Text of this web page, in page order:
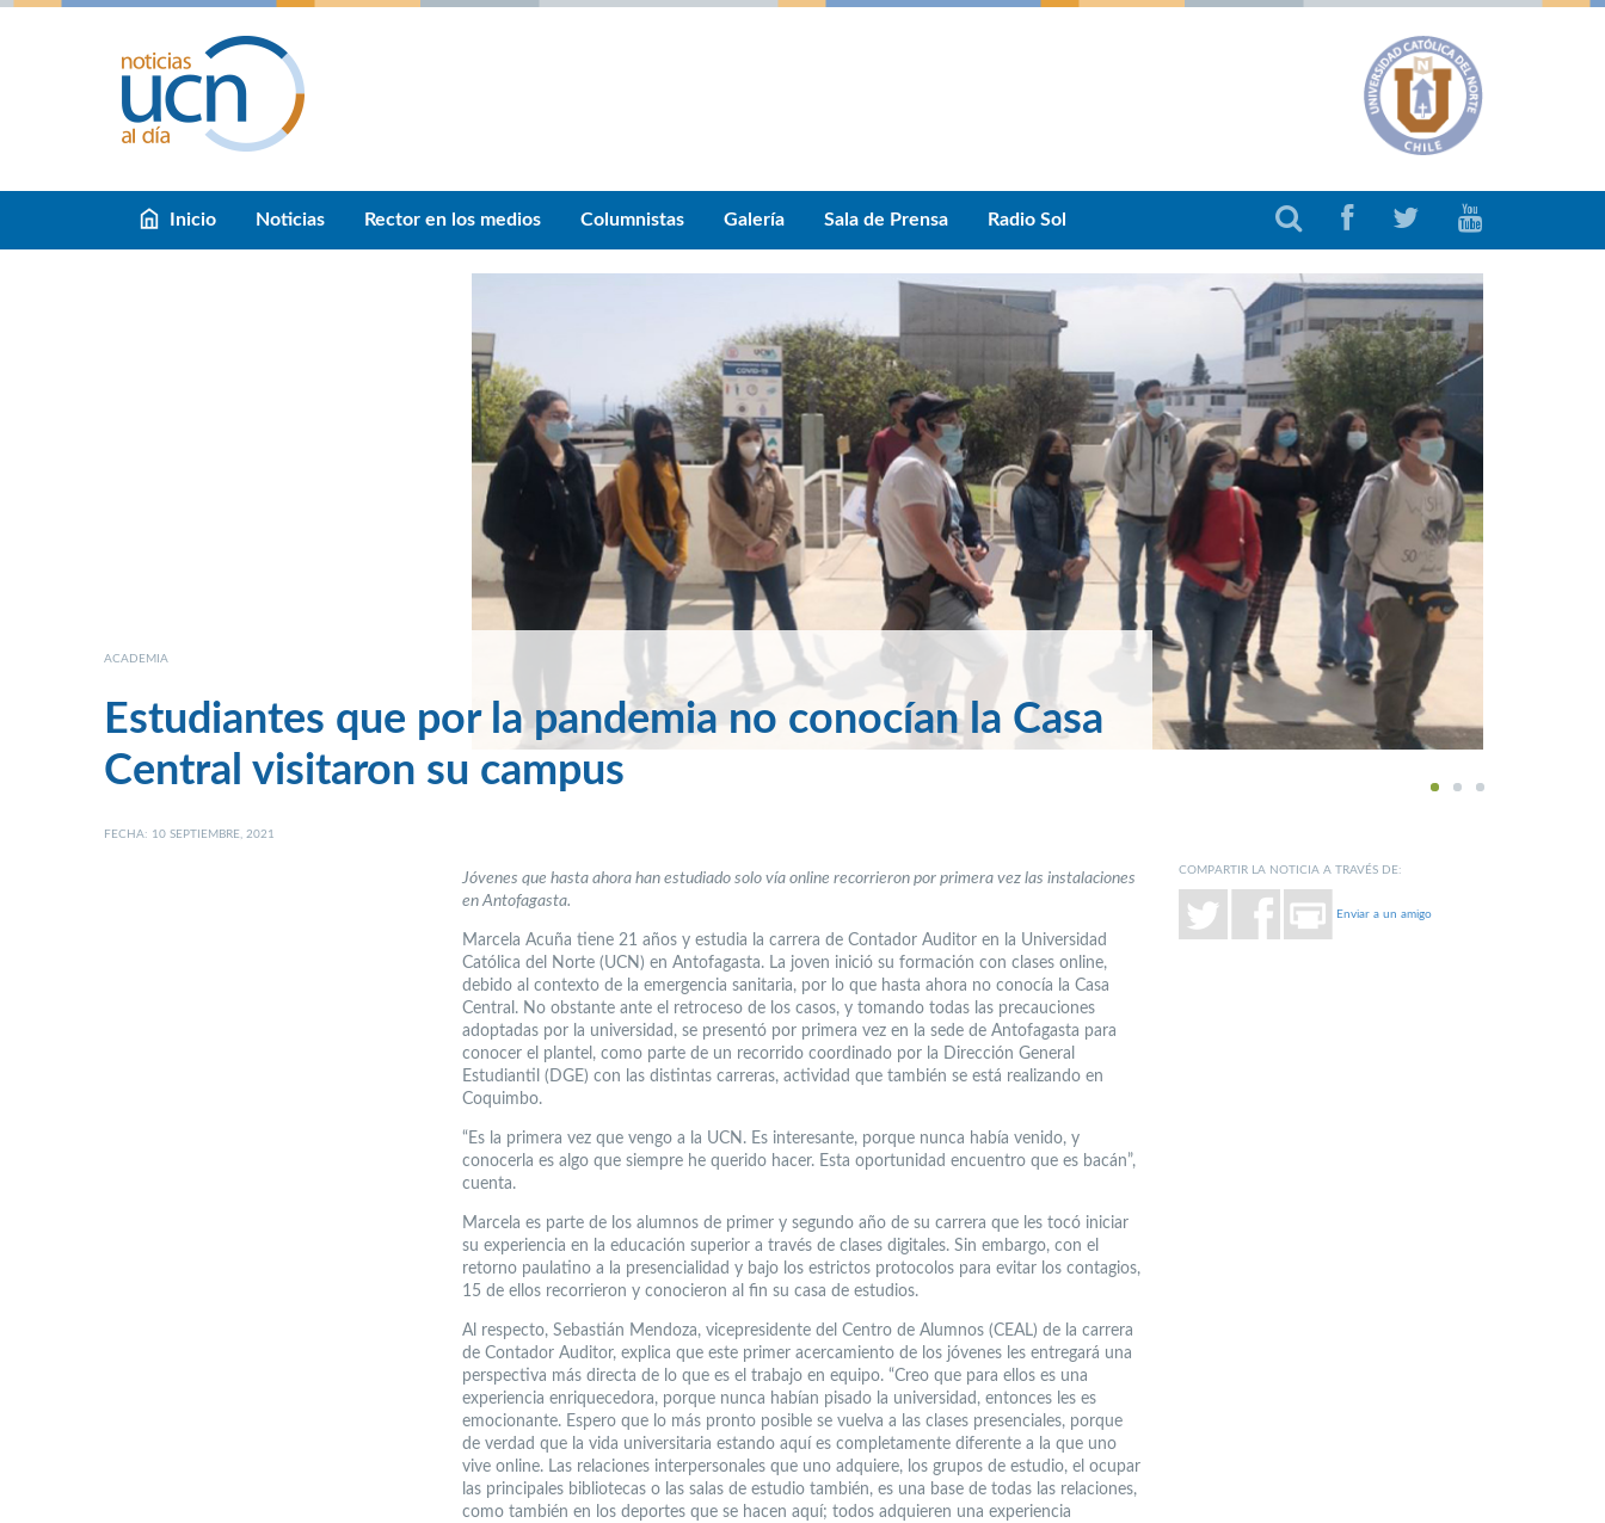
Inicio Noticias Rector en los medios Columnistas Galería Sala de Prensa Radio Sol
1 2 3
ACADEMIA
Estudiantes que por la pandemia no conocían la Casa
Central visitaron su campus
FECHA: 10 SEPTIEMBRE, 2021
Jóvenes que hasta ahora han estudiado solo vía online recorrieron por primera vez las instalaciones
en Antofagasta.
Marcela Acuña tiene 21 años y estudia la carrera de Contador Auditor en la Universidad
Católica del Norte (UCN) en Antofagasta. La joven inició su formación con clases online,
debido al contexto de la emergencia sanitaria, por lo que hasta ahora no conocía la Casa
Central. No obstante ante el retroceso de los casos, y tomando todas las precauciones
adoptadas por la universidad, se presentó por primera vez en la sede de Antofagasta para
conocer el plantel, como parte de un recorrido coordinado por la Dirección General
Estudiantil (DGE) con las distintas carreras, actividad que también se está realizando en
Coquimbo.
“Es la primera vez que vengo a la UCN. Es interesante, porque nunca había venido, y
conocerla es algo que siempre he querido hacer. Esta oportunidad encuentro que es bacán”,
cuenta.
Marcela es parte de los alumnos de primer y segundo año de su carrera que les tocó iniciar
su experiencia en la educación superior a través de clases digitales. Sin embargo, con el
retorno paulatino a la presencialidad y bajo los estrictos protocolos para evitar los contagios,
15 de ellos recorrieron y conocieron al fin su casa de estudios.
Al respecto, Sebastián Mendoza, vicepresidente del Centro de Alumnos (CEAL) de la carrera
de Contador Auditor, explica que este primer acercamiento de los jóvenes les entregará una
perspectiva más directa de lo que es el trabajo en equipo. “Creo que para ellos es una
experiencia enriquecedora, porque nunca habían pisado la universidad, entonces les es
emocionante. Espero que lo más pronto posible se vuelva a las clases presenciales, porque
de verdad que la vida universitaria estando aquí es completamente diferente a la que uno
vive online. Las relaciones interpersonales que uno adquiere, los grupos de estudio, el ocupar
las principales bibliotecas o las salas de estudio también, es una base de todas las relaciones,
como también en los deportes que se hacen aquí; todos adquieren una experiencia
COMPARTIR LA NOTICIA A TRAVÉS DE:
Enviar a un amigo